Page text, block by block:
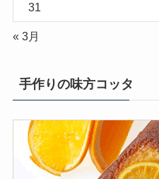
31
« 3月
手作りの味方コッタ